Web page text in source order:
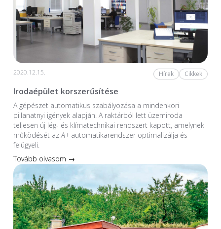
2020.12.15. Hírek Cikkek
Irodaépület korszerűsítése
A gépészet automatikus szabályozása a mindenkori
pillanatnyi igények alapján. A raktárból lett üzemiroda
teljesen új lég- és klímatechnikai rendszert kapott, amelynek
működését az A+automatikarendszer optimalizálja és
felügyeli.
Tovább olvasom →